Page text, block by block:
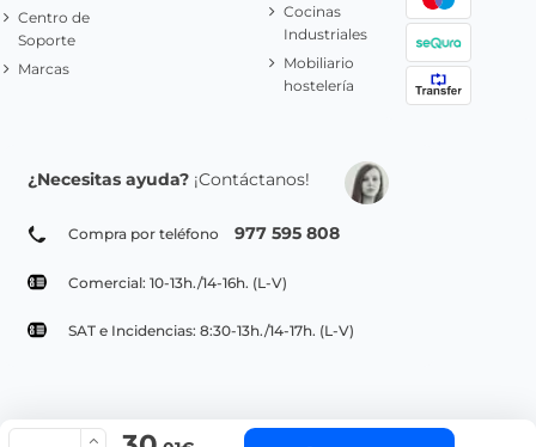
Centro de
Soporte
Marcas
Cocinas
Industriales
Mobiliario
hostelería
¿Necesitas ayuda? ¡Contáctanos!
Compra por teléfono 977 595 808
Comercial: 10-13h./14-16h. (L-V)
SAT e Incidencias: 8:30-13h./14-17h. (L-V)
© Copyright 2022 PepeBar.com |
Aviso legal y